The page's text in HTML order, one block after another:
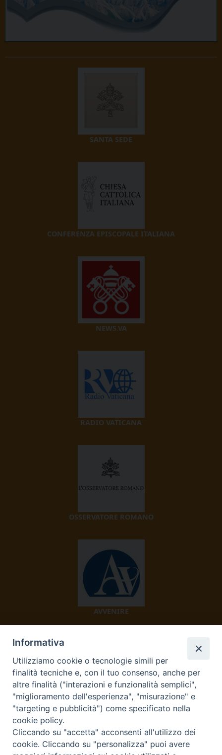
SANTA SEDE
CONFERENZA EPISCOPALE ITALIANA
NEWS.VA
RADIO VATICANA
OSSERVATORE ROMANO
AVVENIRE
TV 2000
Informativa
Utilizziamo cookie o tecnologie simili per
finalità tecniche e, con il tuo consenso, anche per
altre finalità ("interazioni e funzionalità semplici",
"miglioramento dell'esperienza", "misurazione" e
"targeting e pubblicità") come specificato nella
cookie policy.
Cliccando su "accetta" acconsenti all'utilizzo dei
cookie. Cliccando su "personalizza" puoi avere